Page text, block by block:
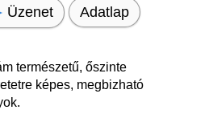
Üzenet Adatlap
természetű, őszinte
képes, megbizható